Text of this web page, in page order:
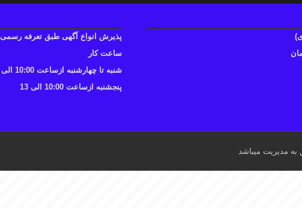
پذیرش انواع آگهی طبق تعرفه رسمی
ساعت کار
شنبه تا چهارشنبه ازساعت 10:00 الی 17
پنجشنبه ازساعت 10:00 الی 13
مدیریت میباشد